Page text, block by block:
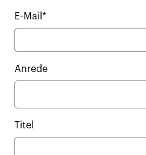
E-Mail*
Anrede
Titel